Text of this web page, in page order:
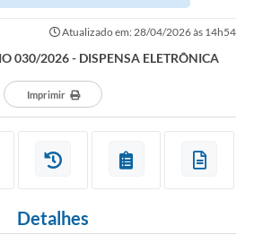
Atualizado em: 28/04/2026 às 14h54
030/2026 - DISPENSA ELETRÔNICA
Imprimir
Detalhes